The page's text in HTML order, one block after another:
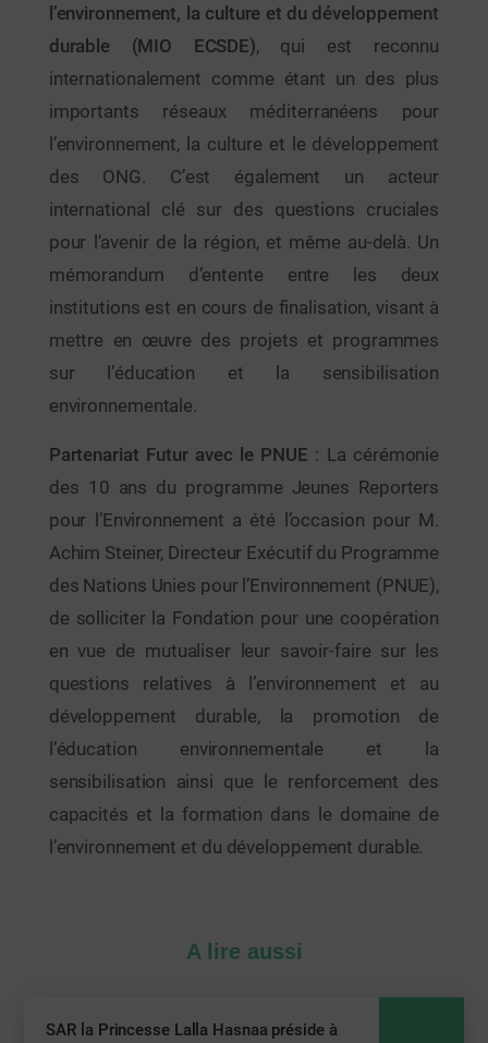
l’environnement, la culture et du développement
durable (MIO ECSDE), qui est reconnu
internationalement comme étant un des plus
importants réseaux méditerranéens pour
l’environnement, la culture et le développement
des ONG. C’est également un acteur
international clé sur des questions cruciales
pour l’avenir de la région, et même au-delà. Un
mémorandum d’entente entre les deux
institutions est en cours de finalisation, visant à
mettre en œuvre des projets et programmes
sur l’éducation et la sensibilisation
environnementale.
Partenariat Futur avec le PNUE : La cérémonie
des 10 ans du programme Jeunes Reporters
pour l’Environnement a été l’occasion pour M.
Achim Steiner, Directeur Exécutif du Programme
des Nations Unies pour l’Environnement (PNUE),
de solliciter la Fondation pour une coopération
en vue de mutualiser leur savoir-faire sur les
questions relatives à l’environnement et au
développement durable, la promotion de
l’éducation environnementale et la
sensibilisation ainsi que le renforcement des
capacités et la formation dans le domaine de
l’environnement et du développement durable.
A lire aussi
SAR la Princesse Lalla Hasnaa préside à